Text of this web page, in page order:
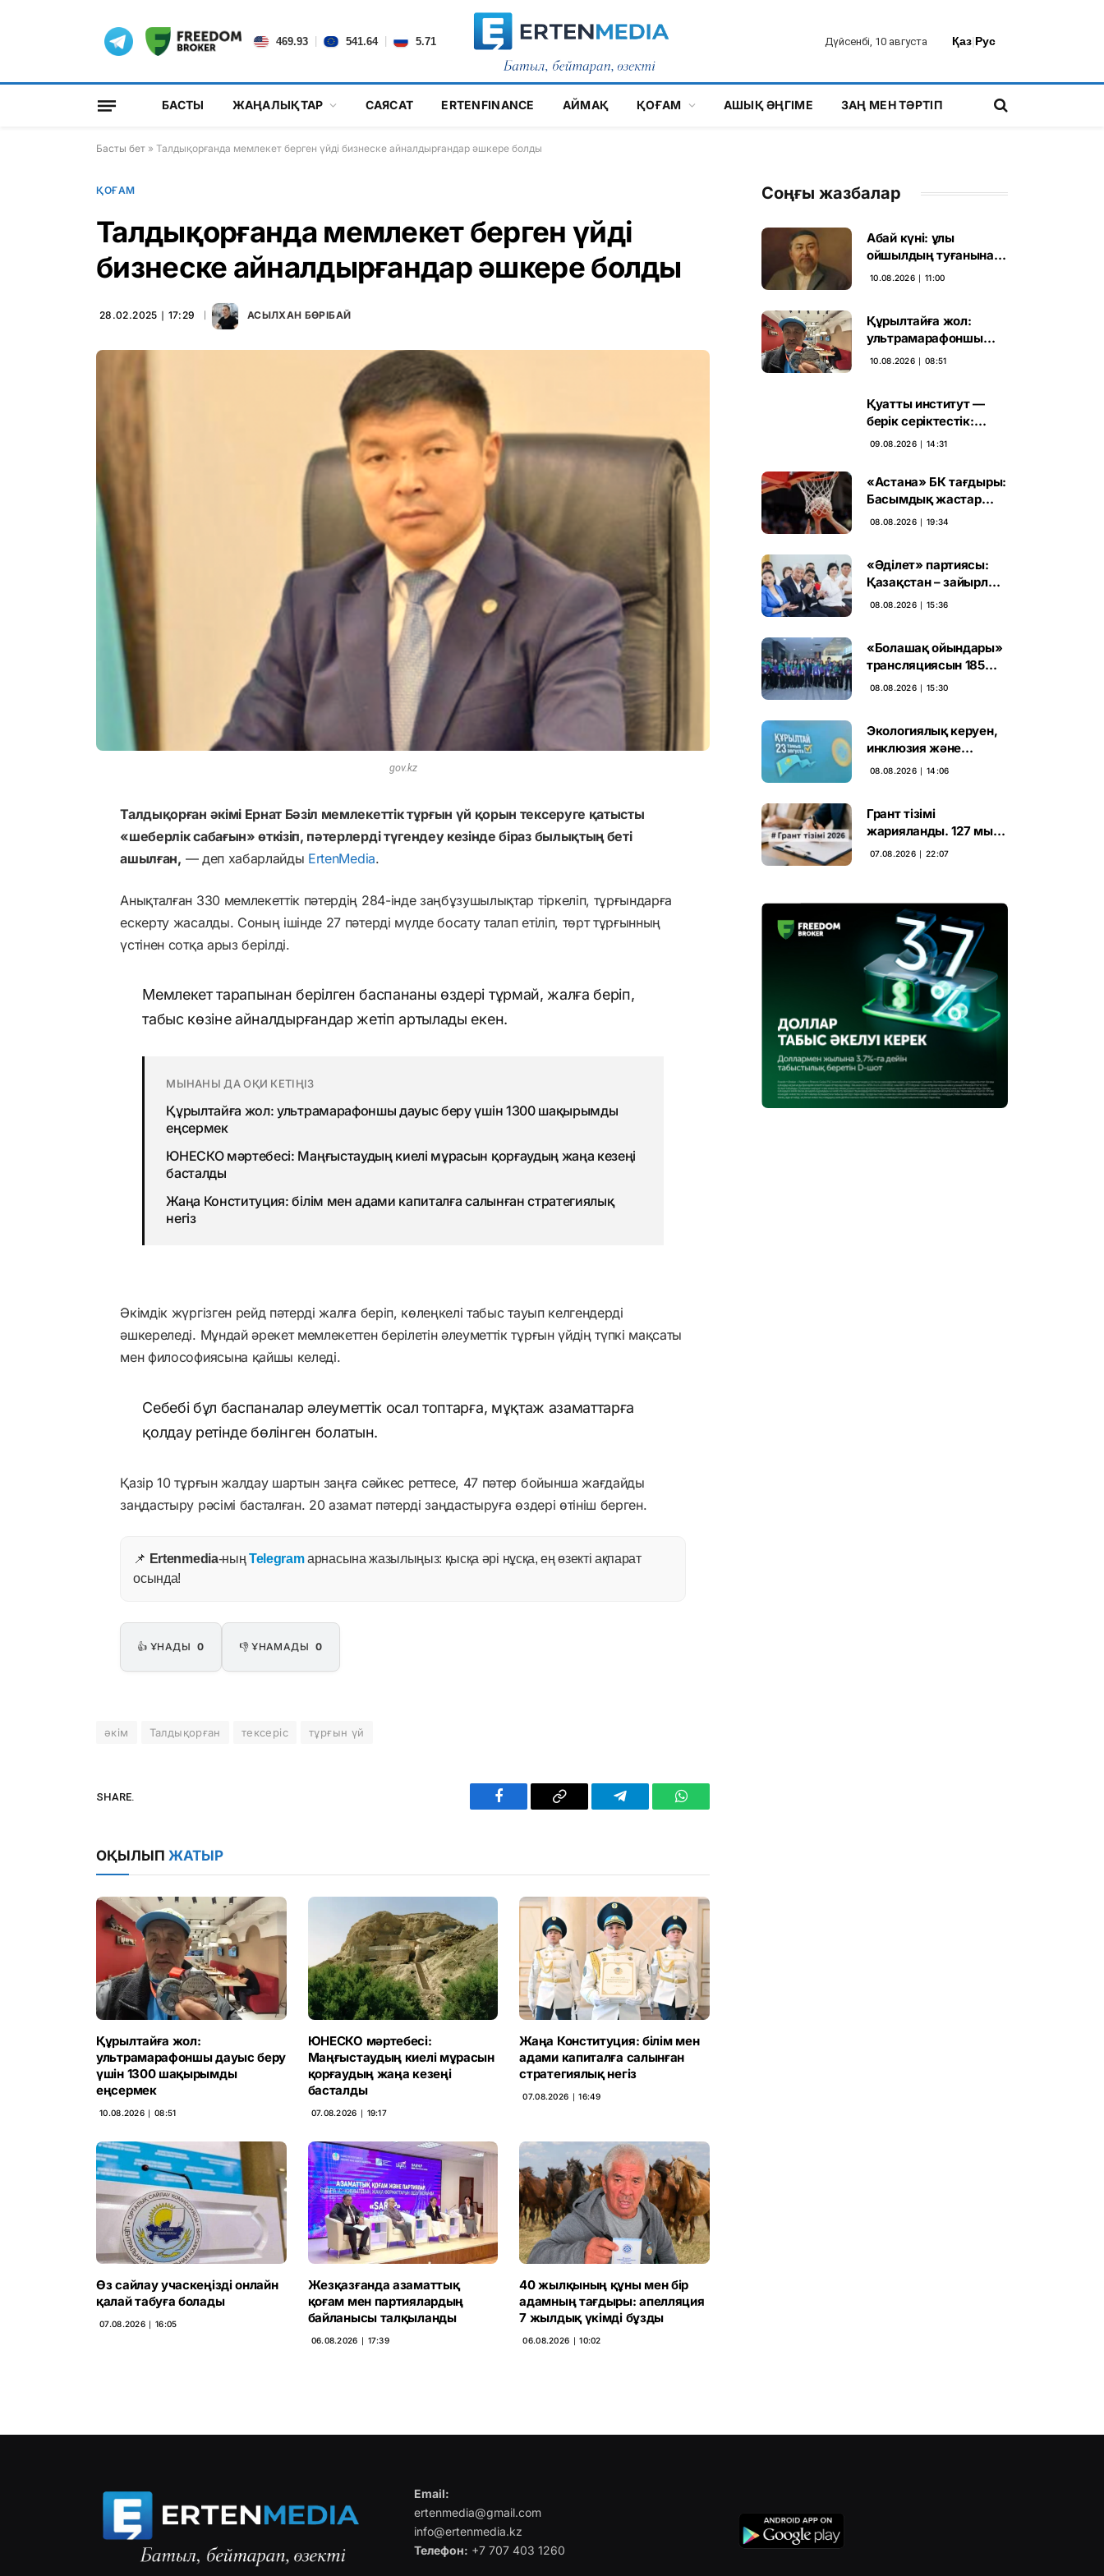
469.93 541.64 5.71 Дүйсенбі, 10 августа Қаз|Рус
БАСТЫ ЖАҢАЛЫҚТАР САЯСАТ ERTENFINANCE АЙМАҚ ҚОҒАМ АШЫҚ ӘҢГІМЕ ЗАҢ МЕН ТӘРТІП
Басты бет » Талдықорғанда мемлекет берген үйді бизнеске айналдырғандар әшкере болды
ҚОҒАМ
Талдықорғанда мемлекет берген үйді
бизнеске айналдырғандар әшкере болды
28.02.2025 ∣ 17:29 АСЫЛХАН БӨРІБАЙ
gov.kz
Талдықорған әкімі Ернат Бәзіл мемлекеттік тұрғын үй қорын тексеруге қатысты
«шеберлік сабағын» өткізіп, пәтерлерді түгендеу кезінде біраз былықтың беті
ашылған, — деп хабарлайды ErtenMedia.
Анықталған 330 мемлекеттік пәтердің 284-інде заңбұзушылықтар тіркеліп, тұрғындарға
ескерту жасалды. Соның ішінде 27 пәтерді мүлде босату талап етіліп, төрт тұрғынның
үстінен сотқа арыз берілді.
Мемлекет тарапынан берілген баспананы өздері тұрмай, жалға беріп,
табыс көзіне айналдырғандар жетіп артылады екен.
МЫНАНЫ ДА ОҚИ КЕТІҢІЗ
Құрылтайға жол: ультрамарафоншы дауыс беру үшін 1300 шақырымды
еңсермек
ЮНЕСКО мәртебесі: Маңғыстаудың киелі мұрасын қорғаудың жаңа кезеңі
басталды
Жаңа Конституция: білім мен адами капиталға салынған стратегиялық
негіз
Әкімдік жүргізген рейд пәтерді жалға беріп, көлеңкелі табыс тауып келгендерді
әшкереледі. Мұндай әрекет мемлекеттен берілетін әлеуметтік тұрғын үйдің түпкі мақсаты
мен философиясына қайшы келеді.
Себебі бұл баспаналар әлеуметтік осал топтарға, мұқтаж азаматтарға
қолдау ретінде бөлінген болатын.
Қазір 10 тұрғын жалдау шартын заңға сәйкес реттесе, 47 пәтер бойынша жағдайды
заңдастыру рәсімі басталған. 20 азамат пәтерді заңдастыруға өздері өтініш берген.
📌 Ertenmedia-ның Telegramарнасына жазылыңыз: қысқа әрі нұсқа, ең өзекті ақпарат
осында!
👍 ҰНАДЫ 0 👎 ҰНАМАДЫ 0
әкім Талдықорған тексеріс тұрғын үй
SHARE.
Facebook Copy
Telegram WhatsApp
ОҚЫЛЫП ЖАТЫР
Құрылтайға жол:
ультрамарафоншы дауыс беру
үшін 1300 шақырымды
еңсермек
10.08.2026 ∣ 08:51
ЮНЕСКО мәртебесі:
Маңғыстаудың киелі мұрасын
қорғаудың жаңа кезеңі
басталды
07.08.2026 ∣ 19:17
Жаңа Конституция: білім мен
адами капиталға салынған
стратегиялық негіз
07.08.2026 ∣ 16:49
Өз сайлау учаскеңізді онлайн
қалай табуға болады
07.08.2026 ∣ 16:05
Жезқазғанда азаматтық
қоғам мен партиялардың
байланысы талқыланды
06.08.2026 ∣ 17:39
40 жылқының құны мен бір
адамның тағдыры: апелляция
7 жылдық үкімді бұзды
06.08.2026 ∣ 10:02
Соңғы жазбалар
Абай күні: ұлы
ойшылдың туғанына
181 жыл толды
10.08.2026 ∣ 11:00
Құрылтайға жол:
ультрамарафоншы
дауыс беру үшін 1300
10.08.2026 ∣ 08:51
Қуатты институт —
берік серіктестік:
Оливер Ролофс
09.08.2026 ∣ 14:31
«Астана» БК тағдыры:
Басымдық жастар
баскетболына
08.08.2026 ∣ 19:34
«Әділет» партиясы:
Қазақстан – зайырлы
мемлекет, ал «Заң
08.08.2026 ∣ 15:36
«Болашақ ойындары»
трансляциясын 185
миллион рет көрген
08.08.2026 ∣ 15:30
Экологиялық керуен,
инклюзия және
өндірісті қолдау:
08.08.2026 ∣ 14:06
Грант тізімі
жарияланды. 127 мың
талапкердің
07.08.2026 ∣ 22:07
Email:
ertenmedia@gmail.com
info@ertenmedia.kz
Телефон: +7 707 403 1260